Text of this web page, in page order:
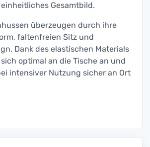
Gesamtbild.
überzeugen durch ihre
faltenfreien Sitz und
Dank des elastischen Materials
optimal an die Tische an und
intensiver Nutzung sicher an Ort